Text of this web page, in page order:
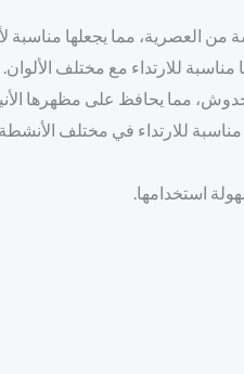
من العصرية، مما يجعلها مناسبة
للارتداء مع مختلف الألوان.
مما يحافظ على مظهرها
للارتداء في مختلف الأنشطة.
استخدامها.